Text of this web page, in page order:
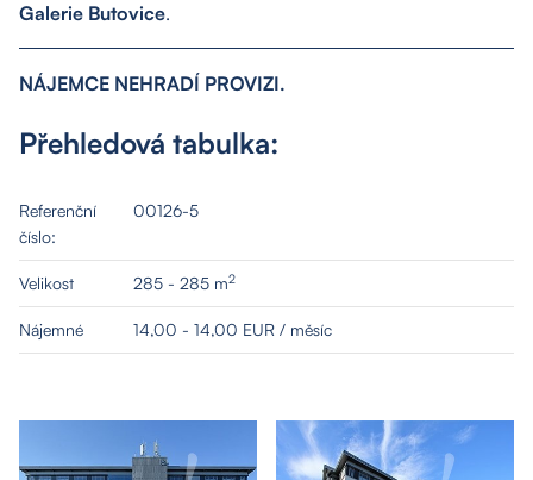
Galerie Butovice.
NÁJEMCE NEHRADÍ PROVIZI.
Přehledová tabulka:
Referenční
číslo:
00126-5
Velikost 285 - 285 m2
Nájemné 14,00 - 14,00 EUR / měsíc